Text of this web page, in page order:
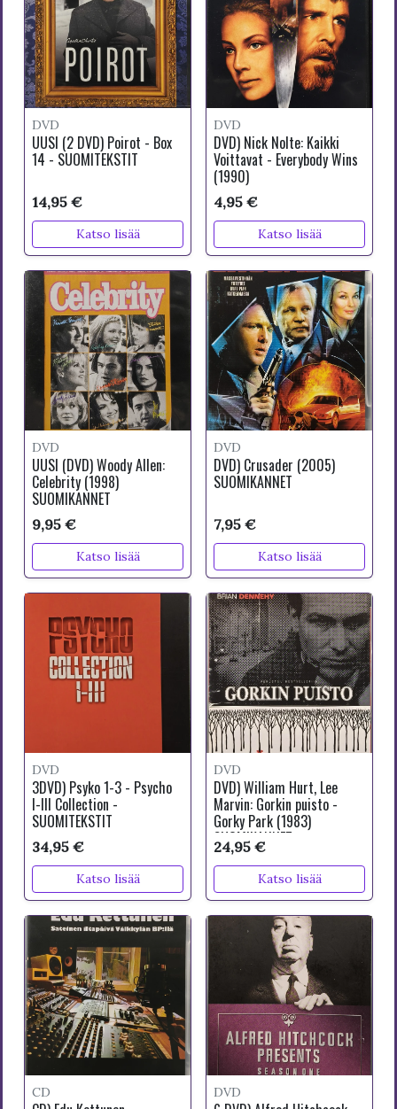
DVD
UUSI (2 DVD) Poirot - Box
14 - SUOMITEKSTIT
14,95 €
Katso lisää
DVD
DVD) Nick Nolte: Kaikki
Voittavat - Everybody Wins
(1990)
4,95 €
Katso lisää
DVD
UUSI (DVD) Woody Allen:
Celebrity (1998)
SUOMIKANNET
9,95 €
Katso lisää
DVD
DVD) Crusader (2005)
SUOMIKANNET
7,95 €
Katso lisää
DVD
3DVD) Psyko 1-3 - Psycho
I-III Collection -
SUOMITEKSTIT
34,95 €
Katso lisää
DVD
DVD) William Hurt, Lee
Marvin: Gorkin puisto -
Gorky Park (1983)
SUOMIKANNET
24,95 €
Katso lisää
CD DVD